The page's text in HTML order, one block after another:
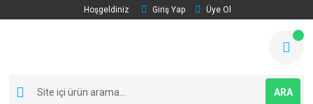
Hoşgeldiniz Giriş Yap Üye Ol
ARA